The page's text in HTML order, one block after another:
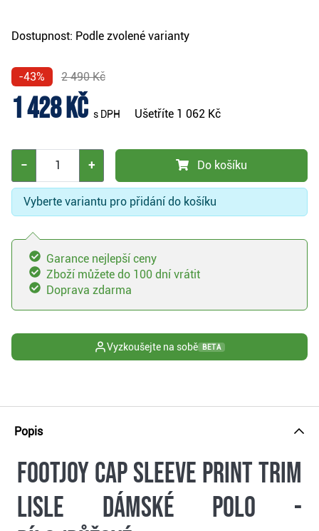
Dostupnost: Podle zvolené varianty
-43% 2 490 Kč
1 428 Kč s DPH Ušetříte 1 062 Kč
− + Do košíku
Vyberte variantu pro přidání do košíku
Garance nejlepší ceny
Zboží můžete do 100 dní vrátit
Doprava zdarma
Vyzkoušejte na sobě BETA
Popis
FootJoy Cap Sleeve Print Trim
Lisle dámské polo -